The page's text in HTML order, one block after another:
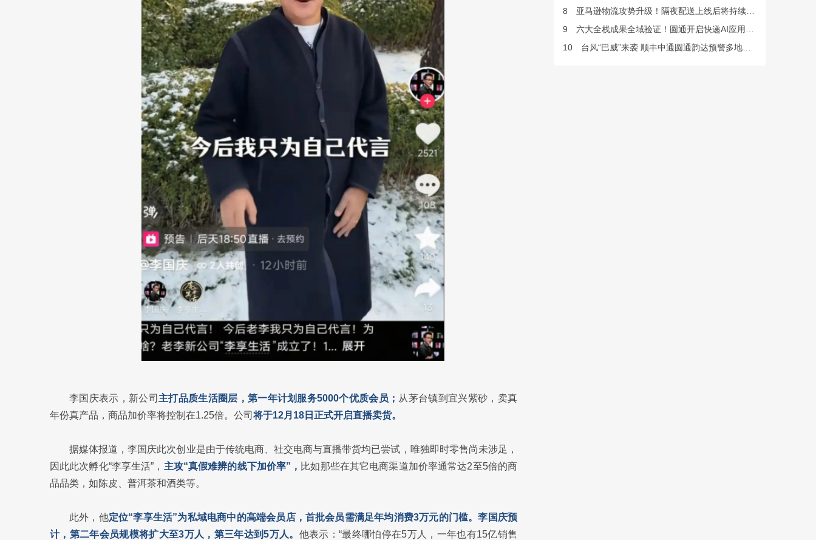
李国庆表示，新公司 主打品质生活圈层，第一年计划服务5000个优质会员； 从茅台镇到宜兴紫砂，卖真
年份真产品，商品加价率将控制在1.25倍。公司将于12月18日正式开启直播卖货。
据媒体报道，李国庆此次创业是由于传统电商、社交电商与直播带货均已尝试，唯独即时零售尚未涉足，
因此此次孵化“李享生活”， 主攻“真假难辨的线下加价率”， 比如那些在其它电商渠道加价率通常达2至5倍的商
品品类，如陈皮、普洱茶和酒类等。
此外，他定位“李享生活”为私域电商中的高端会员店，首批会员需满足年均消费3万元的门槛。李国庆预
计，第二年会员规模将扩大至3万人，第三年达到5万人。 他表示：“最终哪怕停在5万人，一年也有15亿销售
8
亚马逊物流攻势升级！隔夜配送上线后将持续挤压快递巨头
9
六大全栈成果全域验证！圆通开启快递AI应用规模化落地
10
台风“巴威”来袭 顺丰中通圆通韵达预警多地快件派送延误